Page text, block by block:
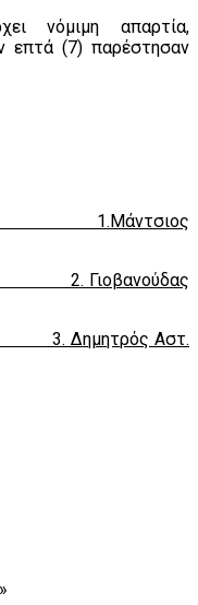
νόμιμη απαρτία,
επτά (7) παρέστησαν
1.Μάντσιος
Γιοβανούδας
Αστ.